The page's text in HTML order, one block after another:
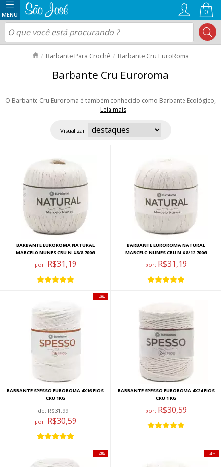
0
Barbante Para Crochê Barbante Cru EuroRoma
Barbante Cru Euroroma
O Barbante Cru Euroroma é também conhecido como Barbante Ecológico,
Leia mais
aproveitados, contribuindo assim para o meio ambiente. O pensamento
sustentável somado à alta tecnologia de seu maquinário dá aos fios,
Visualizar:
BARBANTE EUROROMA NATURAL
MARCELO NUNES CRU N.4 8/8 700G
por: R$31,19
BARBANTE EUROROMA NATURAL
MARCELO NUNES CRU N.6 8/12 700G
por: R$31,19
BARBANTE SPESSO EUROROMA 4X16 FIOS
CRU 1KG
de: R$31,99
por: R$30,59
4%
BARBANTE SPESSO EUROROMA 4X24 FIOS
CRU 1 KG
por: R$30,59
4% 4%